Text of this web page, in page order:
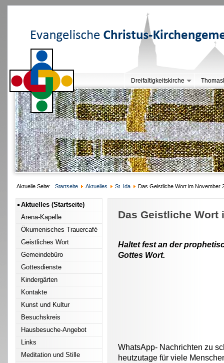
Dreifaltigkeitskirche
Aktuelle Seite: Startseite Aktuelles St. Ida Das Geistliche Wort im November
Aktuelles (Startseite)
Arena-Kapelle
Ökumenisches Trauercafé
Geistliches Wort
Gemeindebüro
Gottesdienste
Kindergärten
Kontakte
Kunst und Kultur
Besuchskreis
Hausbesuche-Angebot
Links
Meditation und Stille
Das Geistliche Wort
Haltet fest an der
Gottes Wort.
WhatsApp- Nachrichten zu
heutzutage für viele